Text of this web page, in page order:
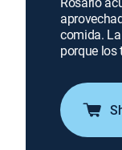
comida.
porque los